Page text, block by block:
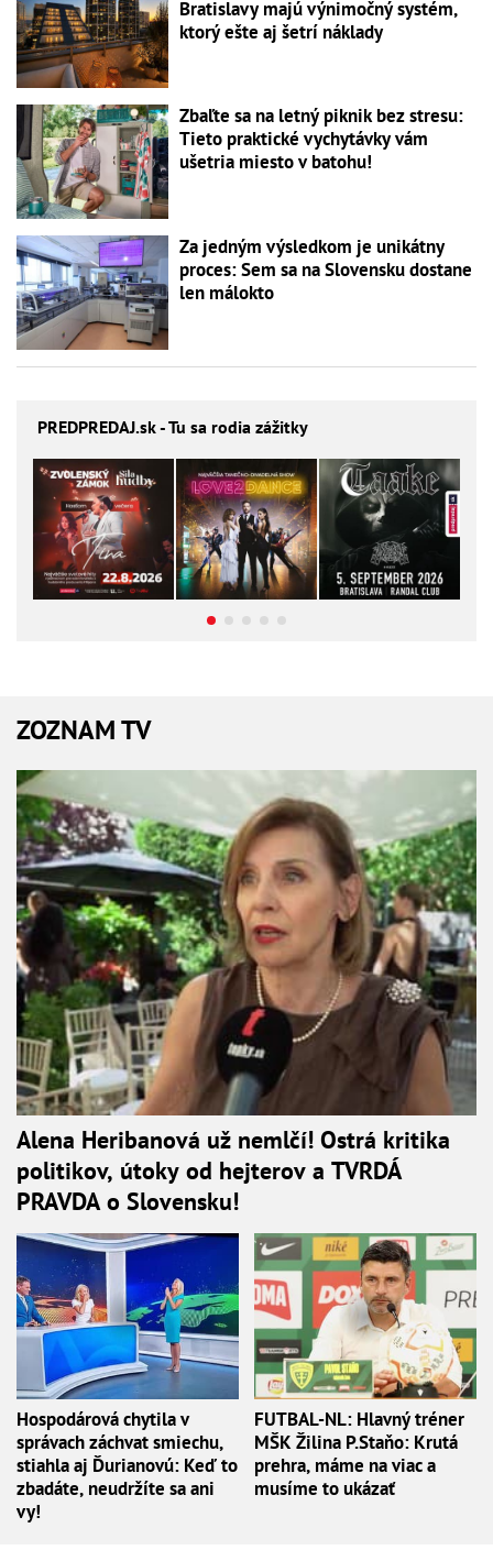
Bratislavy majú výnimočný systém,
ktorý ešte aj šetrí náklady
Zbaľte sa na letný piknik bez stresu:
Tieto praktické vychytávky vám
ušetria miesto v batohu!
Za jedným výsledkom je unikátny
proces: Sem sa na Slovensku dostane
len málokto
PREDPREDAJ.sk - Tu sa rodia zážitky
ZOZNAM TV
Alena Heribanová už nemlčí! Ostrá kritika
politikov, útoky od hejterov a TVRDÁ
PRAVDA o Slovensku!
Hospodárová chytila v
správach záchvat smiechu,
stiahla aj Ďurianovú: Keď to
zbadáte, neudržíte sa ani
vy!
FUTBAL-NL: Hlavný tréner
MŠK Žilina P.Staňo: Krutá
prehra, máme na viac a
musíme to ukázať